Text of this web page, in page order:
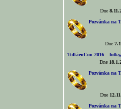
Dne
Pozvánka na
Dne
TolkienCon 2016 –
Dne
Pozvánka na
Dne
Pozvánka na